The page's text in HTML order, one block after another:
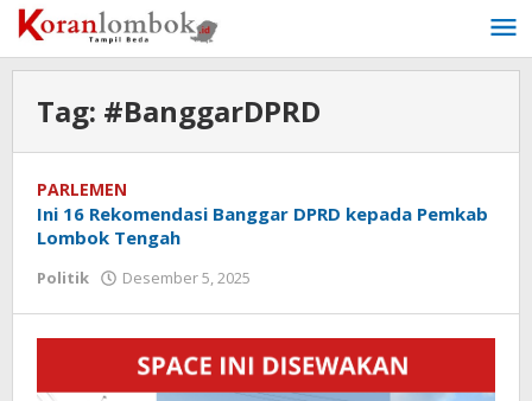
Lewati
ke
konten
Tag: #BanggarDPRD
PARLEMEN
Ini 16 Rekomendasi Banggar DPRD kepada Pemkab
Lombok Tengah
Politik Desember 5, 2025